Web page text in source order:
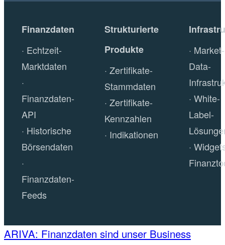
Finanzdaten
Echtzeit-
Marktdaten
Finanzdaten-
API
Historische
Börsendaten
Finanzdaten-
Feeds
Strukturierte
Produkte
Zertifikate-
Stammdaten
Zertifikate-
Kennzahlen
Indikationen
Market-
Data-
White-
Label-
ARIVA: Finanzdaten sind unser Business